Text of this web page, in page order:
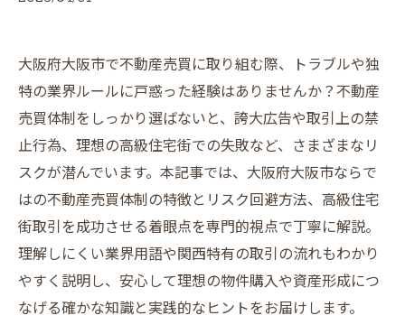
大阪府大阪市で不動産売買に取り組む際、トラブルや独
特の業界ルールに戸惑った経験はありませんか？不動産
売買体制をしっかり選ばないと、誇大広告や取引上の禁
止行為、理想の高級住宅街での失敗など、さまざまなリ
スクが潜んでいます。本記事では、大阪府大阪市ならで
はの不動産売買体制の特徴とリスク回避方法、高級住宅
街取引を成功させる着眼点を専門的視点で丁寧に解説。
理解しにくい業界用語や関西特有の取引の流れもわかり
やすく説明し、安心して理想の物件購入や資産形成につ
なげる確かな知識と実践的なヒントをお届けします。